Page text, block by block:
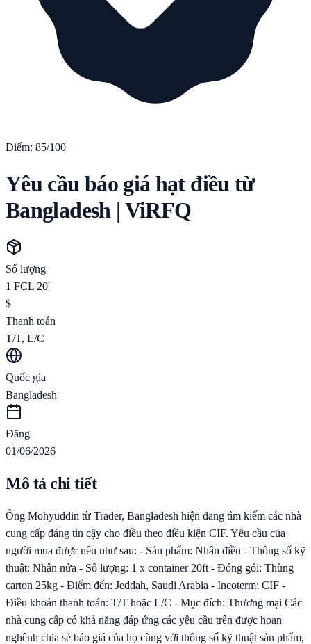
Điểm: 85/100
Yêu cầu báo giá hạt điều từ
Bangladesh | ViRFQ
Số lượng
1 FCL 20'
$
Thanh toán
T/T, L/C
Quốc gia
Bangladesh
Đăng
01/06/2026
Mô tả chi tiết
Ông Mohyuddin từ Trader, Bangladesh hiện đang tìm kiếm các nhà
cung cấp đáng tin cậy cho điều theo điều kiện CIF. Yêu cầu của
người mua được nêu như sau: - Sản phẩm: Nhân điều - Thông số kỹ
thuật: Nhân nửa - Số lượng: 1 x container 20ft - Đóng gói: Thùng
carton 25kg - Điểm đến: Jeddah, Saudi Arabia - Incoterm: CIF -
Điều khoản thanh toán: T/T hoặc L/C - Mục đích: Thương mại Các
nhà cung cấp có khả năng đáp ứng các yêu cầu trên được hoan
nghênh chia sẻ báo giá của họ cùng với thông số kỹ thuật sản phẩm,